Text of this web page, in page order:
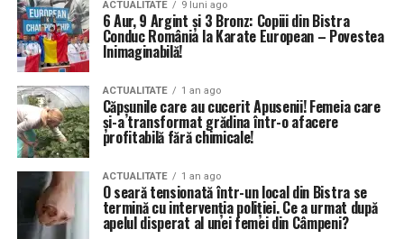
ACTUALITATE 9 luni ago
6 Aur, 9 Argint și 3 Bronz: Copiii din Bistra
Conduc România la Karate European – Povestea
Inimaginabilă!
ACTUALITATE 1 an ago
Căpșunile care au cucerit Apusenii! Femeia care
și-a transformat grădina într-o afacere
profitabilă fără chimicale!
ACTUALITATE 1 an ago
O seară tensionată într-un local din Bistra se
termină cu intervenția poliției. Ce a urmat după
apelul disperat al unei femei din Câmpeni?